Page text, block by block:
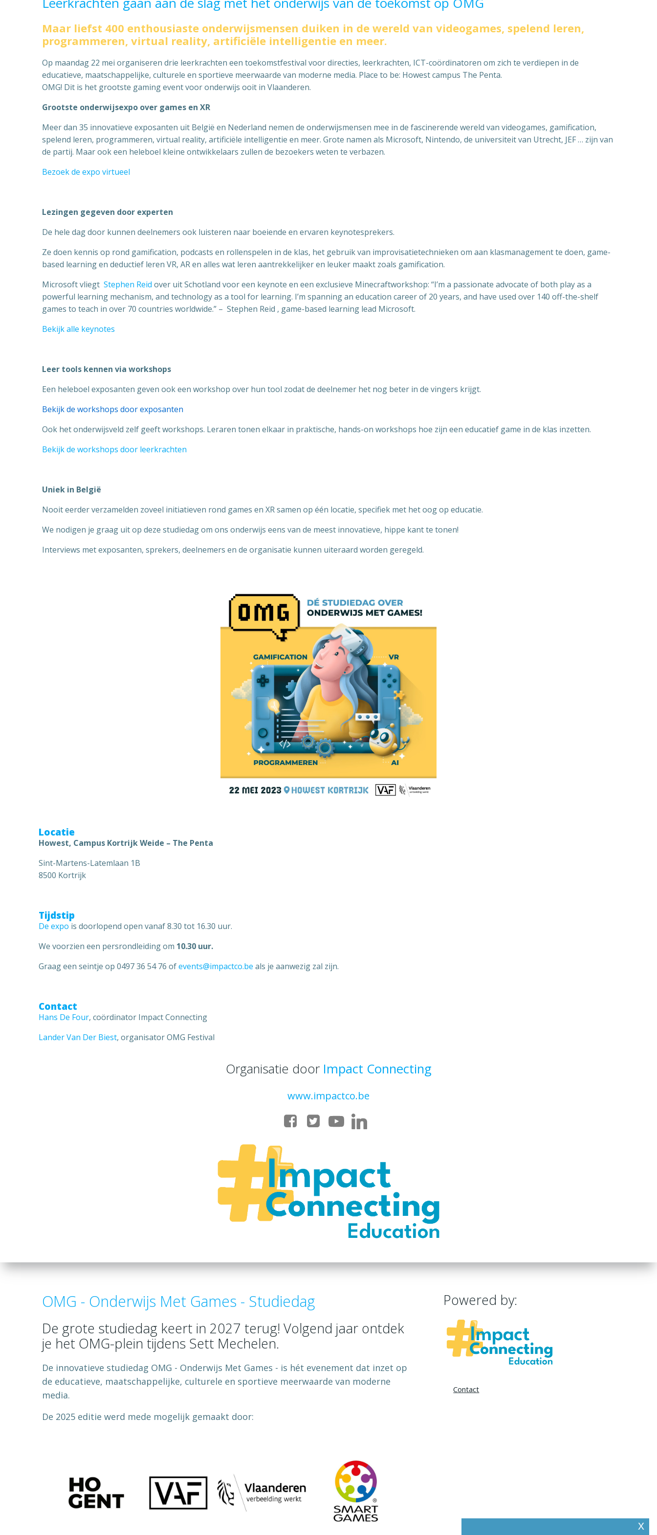
Maar liefst 400 enthousiaste onderwijsmensen duiken in de wereld van videogames, spelend leren,
programmeren, virtual reality, artificiële intelligentie en meer.
Op maandag 22 mei organiseren drie leerkrachten een toekomstfestival voor directies, leerkrachten, ICT-coördinatoren om zich te verdiepen in de
educatieve, maatschappelijke, culturele en sportieve meerwaarde van moderne media. Place to be: Howest campus The Penta.
OMG! Dit is het grootste gaming event voor onderwijs ooit in Vlaanderen.
Grootste onderwijsexpo over games en XR
Meer dan 35 innovatieve exposanten uit België en Nederland nemen de onderwijsmensen mee in de fascinerende wereld van videogames, gamification,
spelend leren, programmeren, virtual reality, artificiële intelligentie en meer. Grote namen als Microsoft, Nintendo, de universiteit van Utrecht, JEF … zijn van
de partij. Maar ook een heleboel kleine ontwikkelaars zullen de bezoekers weten te verbazen.
Bezoek de expo virtueel
Lezingen gegeven door experten
De hele dag door kunnen deelnemers ook luisteren naar boeiende en ervaren keynotesprekers.
Ze doen kennis op rond gamification, podcasts en rollenspelen in de klas, het gebruik van improvisatietechnieken om aan klasmanagement te doen, game-
based learning en deductief leren VR, AR en alles wat leren aantrekkelijker en leuker maakt zoals gamification.
Microsoft vliegt Stephen Reid over uit Schotland voor een keynote en een exclusieve Minecraftworkshop: “I’m a passionate advocate of both play as a
powerful learning mechanism, and technology as a tool for learning. I’m spanning an education career of 20 years, and have used over 140 off-the-shelf
games to teach in over 70 countries worldwide.” – Stephen Reid , game-based learning lead Microsoft.
Bekijk alle keynotes
Leer tools kennen via workshops
Een heleboel exposanten geven ook een workshop over hun tool zodat de deelnemer het nog beter in de vingers krijgt.
Bekijk de workshops door exposanten
Ook het onderwijsveld zelf geeft workshops. Leraren tonen elkaar in praktische, hands-on workshops hoe zijn een educatief game in de klas inzetten.
Bekijk de workshops door leerkrachten
Uniek in België
Nooit eerder verzamelden zoveel initiatieven rond games en XR samen op één locatie, specifiek met het oog op educatie.
We nodigen je graag uit op deze studiedag om ons onderwijs eens van de meest innovatieve, hippe kant te tonen!
Interviews met exposanten, sprekers, deelnemers en de organisatie kunnen uiteraard worden geregeld.
Locatie
Howest, Campus Kortrijk Weide – The Penta
Sint-Martens-Latemlaan 1B
8500 Kortrijk
Tijdstip
De expo is doorlopend open vanaf 8.30 tot 16.30 uur.
We voorzien een persrondleiding om 10.30 uur.
Graag een seintje op 0497 36 54 76 ofevents@impactco.be als je aanwezig zal zijn.
Contact
Hans De Four, coördinator Impact Connecting
Lander Van Der Biest, organisator OMG Festival
Organisatie door Impact Connecting
www.impactco.be
OMG - Onderwijs Met Games - Studiedag
De grote studiedag keert in 2027 terug! Volgend jaar ontdek
je het OMG-plein tijdens Sett Mechelen.
De innovatieve studiedag OMG - Onderwijs Met Games - is hét evenement dat inzet op
de educatieve, maatschappelijke, culturele en sportieve meerwaarde van moderne
media.
De 2025 editie werd mede mogelijk gemaakt door:
Powered by:
Contact
x